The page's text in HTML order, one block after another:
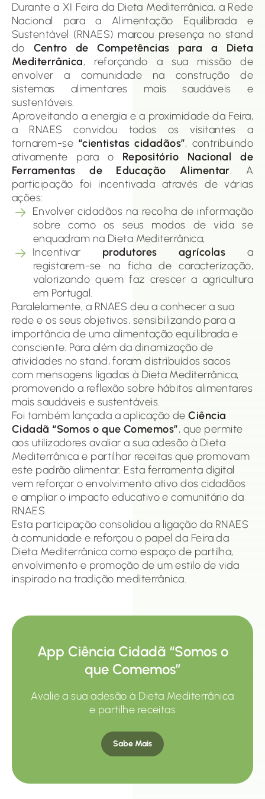
Durante a XI Feira da Dieta Mediterrânica, a Rede
Nacional para a Alimentação Equilibrada e
Sustentável (RNAES) marcou presença no stand
do Centro de Competências para a Dieta
Mediterrânica, reforçando a sua missão de
envolver a comunidade na construção de
sistemas alimentares mais saudáveis e
sustentáveis.
Aproveitando a energia e a proximidade da Feira,
a RNAES convidou todos os visitantes a
tornarem-se “cientistas cidadãos”, contribuindo
ativamente para o Repositório Nacional de
Ferramentas de Educação Alimentar. A
participação foi incentivada através de várias
ações:
Envolver cidadãos na recolha de informação
sobre como os seus modos de vida se
enquadram na Dieta Mediterrânica;
Incentivar produtores agrícolas a
registarem-se na ficha de caracterização,
valorizando quem faz crescer a agricultura
em Portugal.
Paralelamente, a RNAES deu a conhecer a sua
rede e os seus objetivos, sensibilizando para a
importância de uma alimentação equilibrada e
consciente. Para além da dinamização de
atividades no stand, foram distribuídos sacos
com mensagens ligadas à Dieta Mediterrânica,
promovendo a reflexão sobre hábitos alimentares
mais saudáveis e sustentáveis.
Foi também lançada a aplicação deCiência
Cidadã “Somos o que Comemos”, que permite
aos utilizadores avaliar a sua adesão à Dieta
Mediterrânica e partilhar receitas que promovam
este padrão alimentar. Esta ferramenta digital
vem reforçar o envolvimento ativo dos cidadãos
e ampliar o impacto educativo e comunitário da
RNAES.
Esta participação consolidou a ligação da RNAES
à comunidade e reforçou o papel da Feira da
Dieta Mediterrânica como espaço de partilha,
envolvimento e promoção de um estilo de vida
inspirado na tradição mediterrânica.
App Ciência Cidadã “Somos o
que Comemos”
Avalie a sua adesão à Dieta Mediterrânica
e partilhe receitas
Sabe Mais